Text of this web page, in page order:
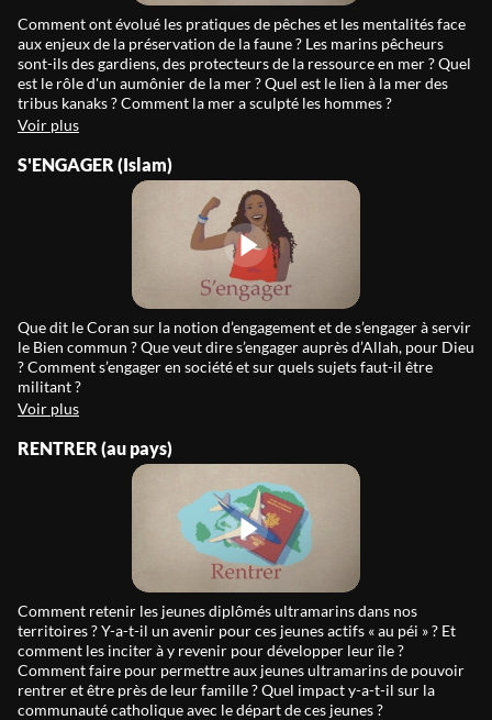
Comment ont évolué les pratiques de pêches et les mentalités face
aux enjeux de la préservation de la faune ? Les marins pêcheurs
sont-ils des gardiens, des protecteurs de la ressource en mer ? Quel
est le rôle d'un aumônier de la mer ? Quel est le lien à la mer des
tribus kanaks ? Comment la mer a sculpté les hommes ?
Voir plus
S'ENGAGER (Islam)
Que dit le Coran sur la notion d’engagement et de s’engager à servir
le Bien commun ? Que veut dire s’engager auprès d’Allah, pour Dieu
? Comment s’engager en société et sur quels sujets faut-il être
militant ?
Voir plus
RENTRER (au pays)
Comment retenir les jeunes diplômés ultramarins dans nos
territoires ? Y-a-t-il un avenir pour ces jeunes actifs « au péi » ? Et
comment les inciter à y revenir pour développer leur île ?
Comment faire pour permettre aux jeunes ultramarins de pouvoir
rentrer et être près de leur famille ? Quel impact y-a-t-il sur la
communauté catholique avec le départ de ces jeunes ?